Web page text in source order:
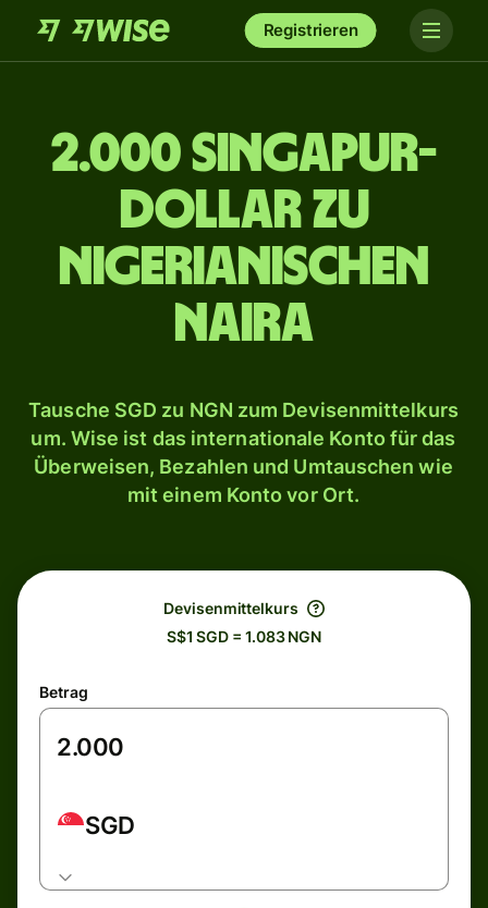
Registrieren
2.000 Singapur-
Dollar zu
nigerianischen
Naira
Tausche SGD zu NGN zum Devisenmittelkurs
um. Wise ist das internationale Konto für das
Überweisen, Bezahlen und Umtauschen wie
mit einem Konto vor Ort.
Devisenmittelkurs
S$1 SGD = 1.083 NGN
Betrag
SGD